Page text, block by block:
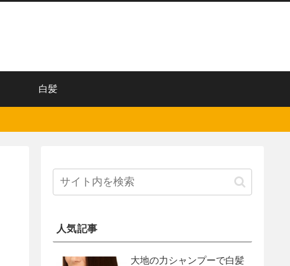
白髪
人気記事
大地の力シャンプーで白髪